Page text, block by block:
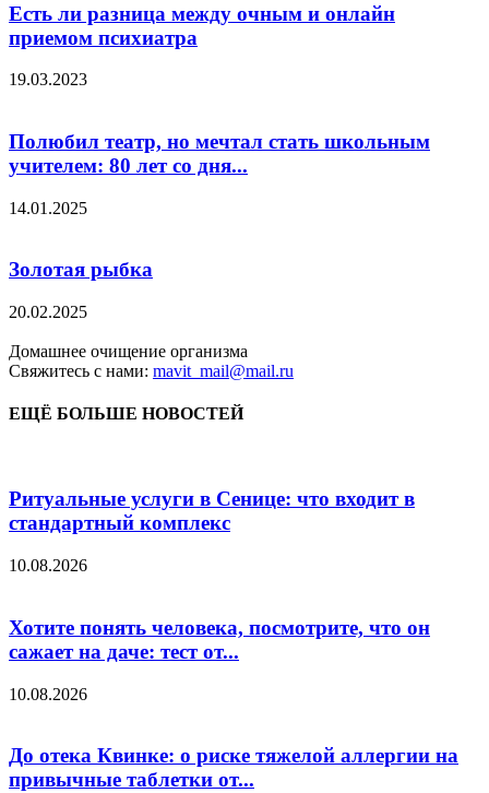
Есть ли разница между очным и онлайн
приемом психиатра
19.03.2023
Полюбил театр, но мечтал стать школьным
учителем: 80 лет со дня...
14.01.2025
Золотая рыбка
20.02.2025
Домашнее очищение организма
Свяжитесь с нами: mavit_mail@mail.ru
ЕЩЁ БОЛЬШЕ НОВОСТЕЙ
Ритуальные услуги в Сенице: что входит в
стандартный комплекс
10.08.2026
Хотите понять человека, посмотрите, что он
сажает на даче: тест от...
10.08.2026
До отека Квинке: о риске тяжелой аллергии на
привычные таблетки от...